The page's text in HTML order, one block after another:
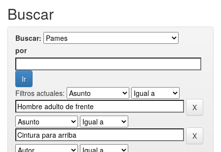
Buscar
Buscar:
por
Filtros actuales: